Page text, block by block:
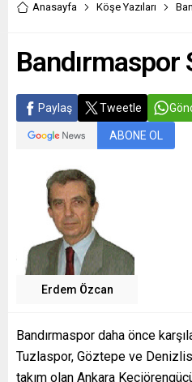
Anasayfa Köşe Yazıları
Bandırmaspor
Paylaş Tweetle
ABONE OL
Erdem Özcan
Bandırmaspor daha önce
Tuzlaspor, Göztepe ve
takım olan Ankara